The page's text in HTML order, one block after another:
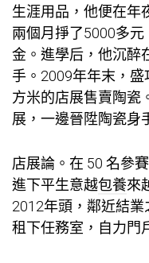
生涯用品，他便在年
兩個月掙了5000多
金。進學后，他沉醉
手。2009年年末，
方米的店展售賣陶瓷
展，一邊晉陞陶瓷身
店展論。在 50 名參
進下平生意越包養來
2012年頭，鄰近結
租下任務室，自力門